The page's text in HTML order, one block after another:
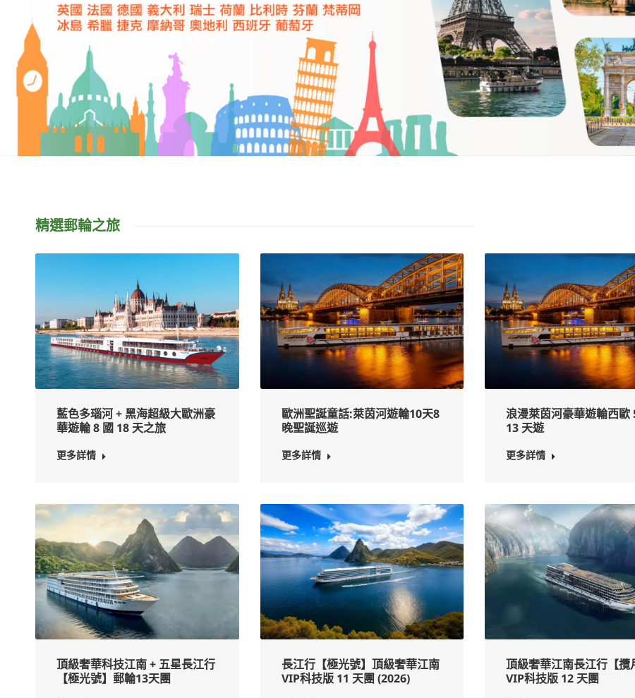
精選郵輪之旅
藍色多瑙河 + 黑海超級大歐洲豪
華遊輪 8 國 18 天之旅
更多詳情
歐洲聖誕童話:萊茵河遊輪10天8
晚聖誕巡遊
更多詳情
浪漫萊茵河豪華遊輪西歐
13 天遊
更多詳情
頂級奢華科技江南 + 五星長江行
【極光號】郵輪13天團
長江行【極光號】頂級奢華江南
VIP科技版 11 天團 (2026)
頂級奢華江南長江行【攬
VIP科技版 12 天團